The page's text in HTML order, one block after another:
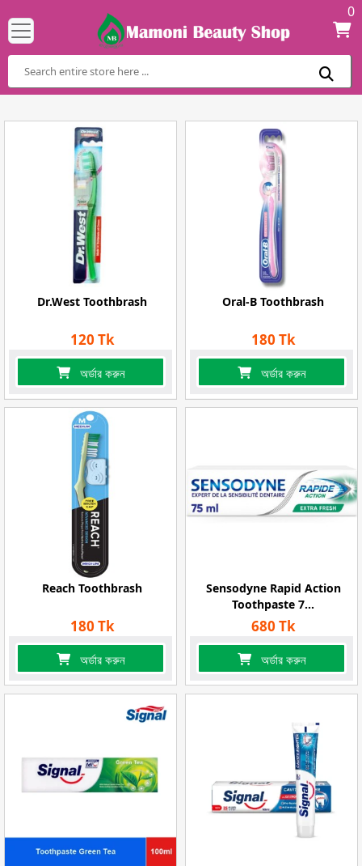
0
Dr.West Toothbrash
120 Tk
অর্ডার করুন
Oral-B Toothbrash
180 Tk
অর্ডার করুন
Reach Toothbrash
180 Tk
অর্ডার করুন
Sensodyne Rapid Action
Toothpaste 7...
680 Tk
অর্ডার করুন